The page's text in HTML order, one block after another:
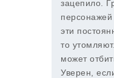
зацепило.
персонажей
эти
то
может
Уверен,